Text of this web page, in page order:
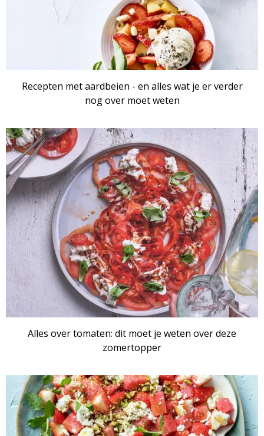
Recepten met aardbeien - en alles wat je er verder
nog over moet weten
ARTIKEL
Alles over tomaten: dit moet je weten over deze
zomertopper
ARTIKEL